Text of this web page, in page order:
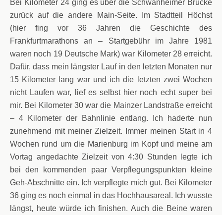
Bei Kilometer 24 ging es über die Schwanheimer Brücke
zurück auf die andere Main-Seite. Im Stadtteil Höchst
(hier fing vor 36 Jahren die Geschichte des
Frankfurtmarathons an – Startgebühr im Jahre 1981
waren noch 19 Deutsche Mark) war Kilometer 28 erreicht.
Dafür, dass mein längster Lauf in den letzten Monaten nur
15 Kilometer lang war und ich die letzten zwei Wochen
nicht Laufen war, lief es selbst hier noch echt super bei
mir. Bei Kilometer 30 war die Mainzer Landstraße erreicht
– 4 Kilometer der Bahnlinie entlang. Ich haderte nun
zunehmend mit meiner Zielzeit. Immer meinen Start in 4
Wochen rund um die Marienburg im Kopf und meine am
Vortag angedachte Zielzeit von 4:30 Stunden legte ich
bei den kommenden paar Verpflegungspunkten kleine
Geh-Abschnitte ein. Ich verpflegte mich gut. Bei Kilometer
36 ging es noch einmal in das Hochhausareal. Ich wusste
längst, heute würde ich finishen. Auch die Beine waren